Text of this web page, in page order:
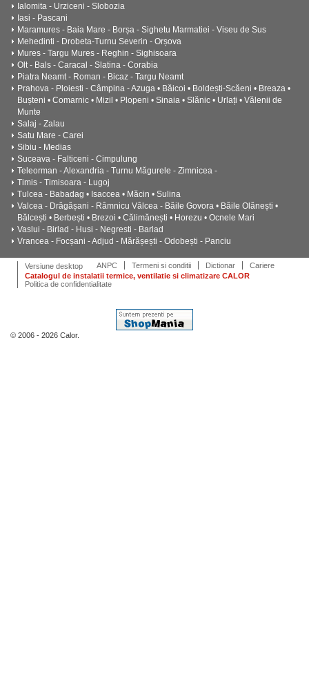
Ialomita - Urziceni - Slobozia
Iasi - Pascani
Maramures - Baia Mare - Borșa - Sighetu Marmatiei - Viseu de Sus
Mehedinti - Drobeta-Turnu Severin - Orșova
Mures - Targu Mures - Reghin - Sighisoara
Olt - Bals - Caracal - Slatina - Corabia
Piatra Neamt - Roman - Bicaz - Targu Neamt
Prahova - Ploiesti - Câmpina - Azuga • Băicoi • Boldești-Scăeni • Breaza •
Bușteni • Comarnic • Mizil • Plopeni • Sinaia • Slănic • Urlați • Vălenii de
Munte
Salaj - Zalau
Satu Mare - Carei
Sibiu - Medias
Suceava - Falticeni - Cimpulung
Teleorman - Alexandria - Turnu Măgurele - Zimnicea -
Timis - Timisoara - Lugoj
Tulcea - Babadag • Isaccea • Măcin • Sulina
Valcea - Drăgășani - Râmnicu Vâlcea - Băile Govora • Băile Olănești •
Bălcești • Berbești • Brezoi • Călimănești • Horezu • Ocnele Mari
Vaslui - Birlad - Husi - Negresti - Barlad
Vrancea - Focșani - Adjud - Mărășești - Odobești - Panciu
Versiune desktop ANPC Termeni si conditii Dictionar
Cariere
Catalogul de instalatii termice, ventilatie si climatizare CALOR
Politica de confidentialitate
© 2006 - 2026 Calor.